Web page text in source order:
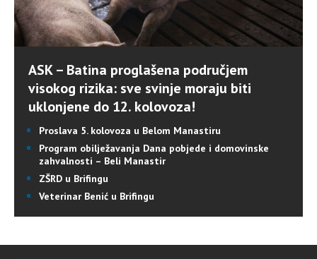
ASK – Batina proglašena područjem
visokog rizika: sve svinje moraju biti
uklonjene do 12. kolovoza!
Proslava 5. kolovoza u Belom Manastiru
Program obilježavanja Dana pobjede i domovinske
zahvalnosti – Beli Manastir
ZŠRD u Brifingu
Veterinar Benić u Brifingu